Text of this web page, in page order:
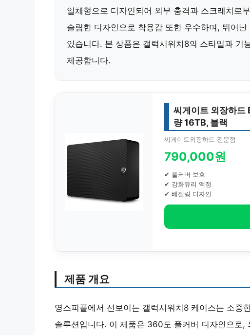
일체형으로 디자인되어 외부 충격과 스크래치로
슬림한 디자인으로 착용감 또한 우수하며, 뛰어
있습니다. 본 상품은 갤럭시워치8의 스타일과 기
제공합니다.
씨게이트 외장하
량 16TB, 블랙
씨게이트외장하드 전문점
790,000원
✔ 풀커버 보호
✔ 강화유리 액정
✔ 베젤링 디자인
제품 개요
영스피플에서 선보이는 갤럭시워치8 케이스는 소중
솔루션입니다. 이 제품은 360도 풀커버 디자인으로,